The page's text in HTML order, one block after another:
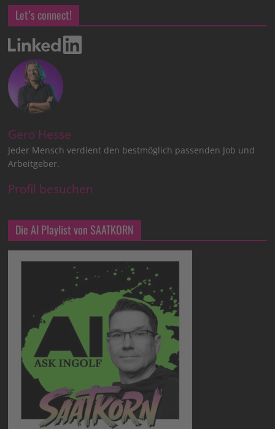
Let’s connect!
Gero Hesse
Jeder Mensch verdient den bestmöglich passenden Job und
Arbeitgeber.
Profil besuchen
Die AI Playlist von SAATKORN